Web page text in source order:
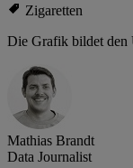
Zigaretten
Die Grafik bildet den
Mathias Brandt
Data Journalist